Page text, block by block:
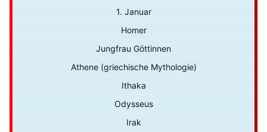
1. Januar
Homer
Jungfrau Göttinnen
Athene (griechische Mythologie)
Ithaka
Odysseus
Irak